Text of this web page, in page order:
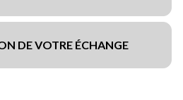
DE VOTRE ÉCHANGE